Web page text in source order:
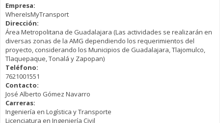
Empresa:
WhereIsMyTransport
Dirección:
Área Metropolitana de Guadalajara (Las actividades se realizarán en
diversas zonas de la AMG dependiendo los requerimientos del
proyecto, considerando los Municipios de Guadalajara, Tlajomulco,
Tlaquepaque, Tonalá y Zapopan)
Teléfono:
7621001551
Contacto:
José Alberto Gómez Navarro
Carreras:
Ingeniería en Logística y Transporte
Licenciatura en Ingeniería Civil